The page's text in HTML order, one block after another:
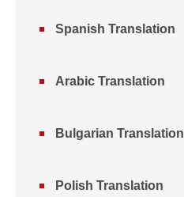
Spanish Translation
Arabic Translation
Bulgarian Translation
Polish Translation